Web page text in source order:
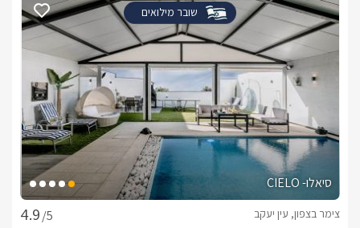
שובר מילואים
סיאלו- CIELO
/5
צימר בצפון, עין יעקב